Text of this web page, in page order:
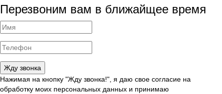
Перезвоним вам в ближайщее время
Жду звонка
Нажимая на кнопку "Жду звонка!", я даю свое согласие на
обработку моих персональных данных и принимаю